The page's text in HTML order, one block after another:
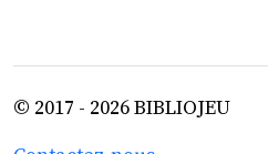
© 2017 - 2026 BIBLIOJEU